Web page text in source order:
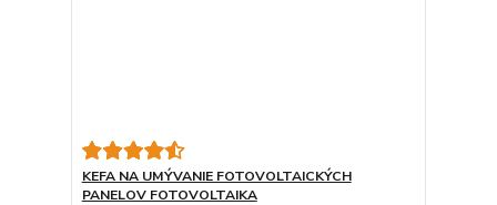
KEFA NA UMÝVANIE FOTOVOLTAICKÝCH
PANELOV FOTOVOLTAIKA